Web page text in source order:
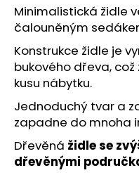
Minimalistická židle
čalouněným
Konstrukce židle je
bukového dřeva,
kusu nábytku.
Jednoduchý tvar a
zapadne do mnoha
Dřevěná židlese
dřevěnými
D
o
p
o
r
u
č